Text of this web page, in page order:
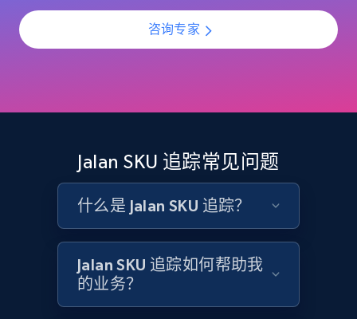
355+
URL, Domain, Country code, Model number,
Sku, Product id, Product name, Manufacturer,
and more.
2.1K+ 355+ 立即开始
Home Depot US - Discovery products by
咨询专家
Jalan SKU 追踪常见问题
什么是 Jalan SKU 追踪？
Jalan SKU 追踪如何帮助我
的业务？